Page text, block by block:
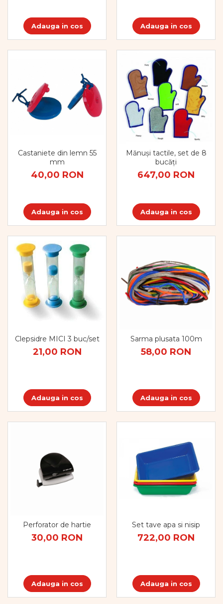
Adauga in cos Adauga in cos
Castaniete din lemn 55
mm
40,00 RON
Adauga in cos
Mănuși tactile, set de 8
bucăți
647,00 RON
Adauga in cos
Clepsidre MICI 3 buc/set
21,00 RON
Adauga in cos
Sarma plusata 100m
58,00 RON
Adauga in cos
Perforator de hartie
30,00 RON
Adauga in cos
Set tave apa si nisip
722,00 RON
Adauga in cos